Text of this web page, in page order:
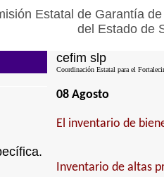
Estatal de Garantía
del Estado de
cefim slp
Coordinación Estatal para el
08 Agosto
El inventario de
Inventario de altas